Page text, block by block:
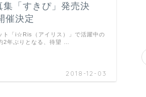
「すきぴ」発売決
催決定
2018-12-03
ト「i☆Ris（アイリス）」で活躍中の
2年ぶりとなる、待望 …